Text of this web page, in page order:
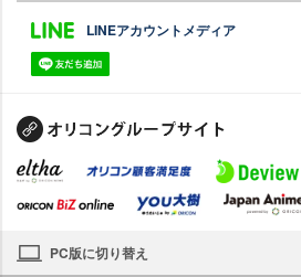
LINEアカウントメディア
PC版に切り替え